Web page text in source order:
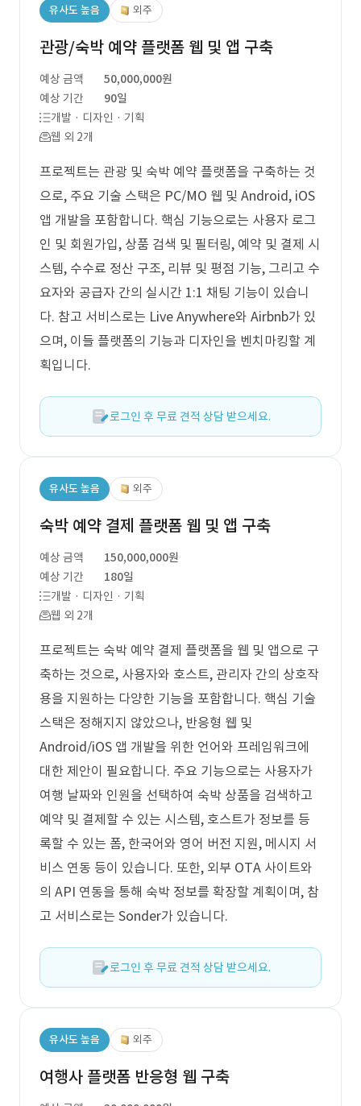
유사도 높음 외주
관광/숙박 예약 플랫폼 웹 및 앱 구축
예상 금액
50,000,000원
예상 기간
90일
개발 · 디자인 · 기획
웹 외 2개
프로젝트는 관광 및 숙박 예약 플랫폼을 구축하는 것
으로, 주요 기술 스택은 PC/MO 웹 및 Android, iOS
앱 개발을 포함합니다. 핵심 기능으로는 사용자 로그
인 및 회원가입, 상품 검색 및 필터링, 예약 및 결제 시
스템, 수수료 정산 구조, 리뷰 및 평점 기능, 그리고 수
요자와 공급자 간의 실시간 1:1 채팅 기능이 있습니
다. 참고 서비스로는 Live Anywhere와 Airbnb가 있
으며, 이들 플랫폼의 기능과 디자인을 벤치마킹할 계
획입니다.
로그인 후 무료 견적 상담 받으세요.
유사도 높음 외주
숙박 예약 결제 플랫폼 웹 및 앱 구축
예상 금액
150,000,000원
예상 기간
180일
개발 · 디자인 · 기획
웹 외 2개
프로젝트는 숙박 예약 결제 플랫폼을 웹 및 앱으로 구
축하는 것으로, 사용자와 호스트, 관리자 간의 상호작
용을 지원하는 다양한 기능을 포함합니다. 핵심 기술
스택은 정해지지 않았으나, 반응형 웹 및
Android/iOS 앱 개발을 위한 언어와 프레임워크에
대한 제안이 필요합니다. 주요 기능으로는 사용자가
여행 날짜와 인원을 선택하여 숙박 상품을 검색하고
예약 및 결제할 수 있는 시스템, 호스트가 정보를 등
록할 수 있는 폼, 한국어와 영어 버전 지원, 메시지 서
비스 연동 등이 있습니다. 또한, 외부 OTA 사이트와
의 API 연동을 통해 숙박 정보를 확장할 계획이며, 참
고 서비스로는 Sonder가 있습니다.
로그인 후 무료 견적 상담 받으세요.
유사도 높음 외주
여행사 플랫폼 반응형 웹 구축